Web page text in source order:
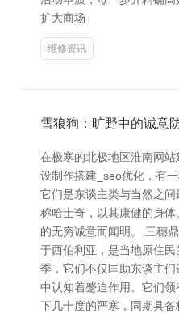
扩大商场
维修资讯
雪狼狗：旷野中的诚意
在极寒的北极地区淮南网
设制作搭建_seo优化，有一
它们是东谈主类与当然之
称哈士奇，以其康健的身
的无穷诚意而闻明。 三穗
于西伯利亚，是当地原住
季，它们不仅匡助东谈主
中认知着蹙迫作用。它们
下几十度的严寒，同期具